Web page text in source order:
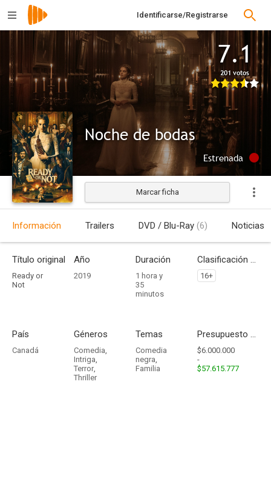
Identificarse/Registrarse
7.1
201 votos
Noche de bodas
Estrenada
Marcar ficha
Información Trailers DVD / Blu-Ray (6) Noticias
Título original
Ready or
Not
Año
2019
Duración
1 hora y
35
minutos
Clasificación por edades
16+
País
Canadá
Géneros
Comedia,
Intriga,
Terror,
Thriller
Temas
Comedia
negra,
Familia
Presupuesto - Ingresos
$6.000.000
-
$57.615.777